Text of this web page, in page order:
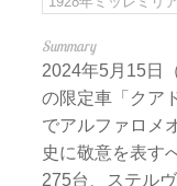
2024年5月15日
の限定車「クア
でアルファロメ
史に敬意を表す
275台、ステル